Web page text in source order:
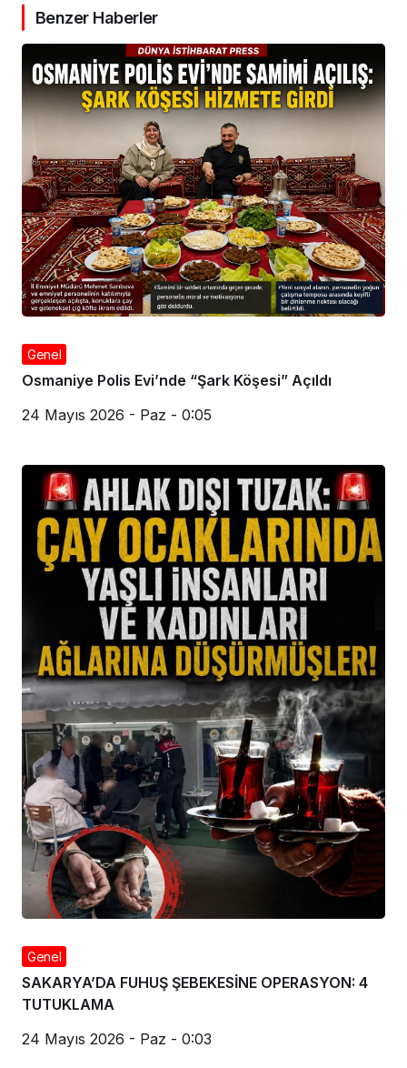
Benzer Haberler
Genel
Osmaniye Polis Evi’nde “Şark Köşesi” Açıldı
24 Mayıs 2026 - Paz - 0:05
Genel
SAKARYA’DA FUHUŞ ŞEBEKESİNE OPERASYON: 4
TUTUKLAMA
24 Mayıs 2026 - Paz - 0:03